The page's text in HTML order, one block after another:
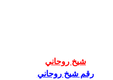
شيخ روحاني
رقم شيخ روحاني